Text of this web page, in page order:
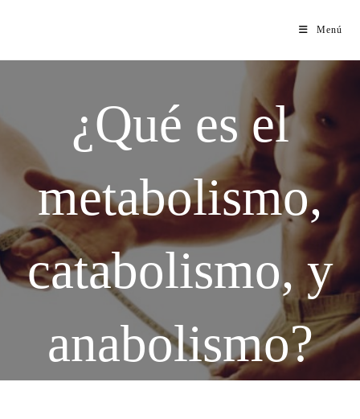
Menú
¿Qué es el
metabolismo,
catabolismo, y
anabolismo?